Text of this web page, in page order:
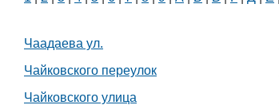
Чаадаева ул.
Чайковского переулок
Чайковского улица